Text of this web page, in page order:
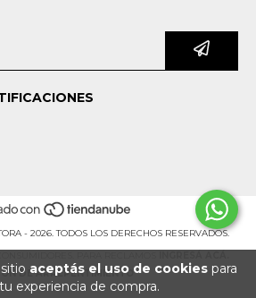
aceptás el uso de cookiespara
experiencia de compra.
- 2026. TODOS LOS DERECHOS RESERVADOS.
DE ARREPENTIMIENTO